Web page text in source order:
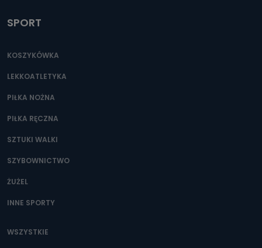
SPORT
KOSZYKÓWKA
LEKKOATLETYKA
PIŁKA NOŻNA
PIŁKA RĘCZNA
SZTUKI WALKI
SZYBOWNICTWO
ŻUŻEL
INNE SPORTY
WSZYSTKIE